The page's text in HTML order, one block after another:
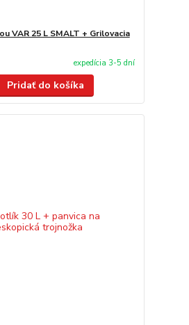
VAR 25 L SMALT + Grilovacia
expedícia 3-5 dní
Pridať do košíka